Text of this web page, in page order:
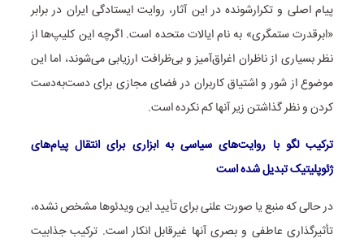
پیام اصلی و تکرارشونده در این آثار، روایت ایستادگی ایران در برابر
«ابرقدرت ستمگری» به نام ایالات متحده است. اگرچه این کلیپ‌ها از
نظر بسیاری از ناظران اغراق‌آمیز و بی‌ظرافت ارزیابی می‌شوند، اما این
موضوع از شور و اشتیاق کاربران در فضای مجازی برای دست‌به‌دست
کردن و نظر گذاشتن زیر آنها کم نکرده است.
ترکیب لگو با روایت‌های سیاسی به ابزاری برای انتقال پیام‌های
ژئوپلیتیک تبدیل شده است
در حالی که منبع یا صورت علنی برای تأیید این ویدئوها مشخص نشده،
تأثیرگذاری عاطفی و بصری آنها غیرقابل انکار است. ترکیب جذابیت